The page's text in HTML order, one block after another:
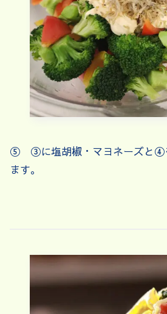
⑤ ③に塩胡椒・マヨネーズと④
ます。